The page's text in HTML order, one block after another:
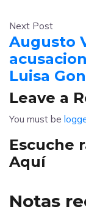
Next Post
Augusto
Luisa
Leave a
You must be
Escuche
Aquí
Notas